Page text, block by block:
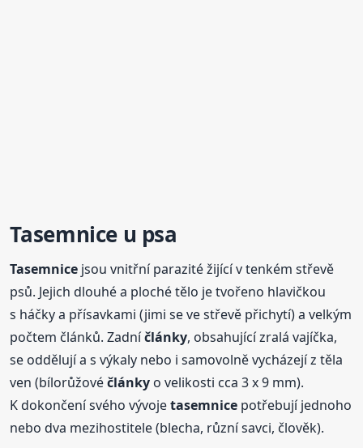
Tasemniceu psa
Tasemnice jsou vnitřní parazité žijící v tenkém střevě
psů. Jejich dlouhé a ploché tělo je tvořeno hlavičkou
s háčky a přísavkami (jimi se ve střevě přichytí) a velkým
počtem článků. Zadníčlánky, obsahující zralá vajíčka,
se oddělují a s výkaly nebo i samovolně vycházejí z těla
ven (bílorůžovéčlánky o velikosti cca 3 x 9 mm).
K dokončení svého vývojetasemnice potřebují jednoho
nebo dva mezihostitele (blecha, různí savci, člověk).